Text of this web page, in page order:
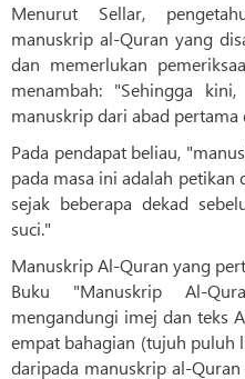
Menurut Sellar,
manuskrip al-Quran yang
dan memerlukan
menambah: "Sehingga
manuskrip dari abad pertama
Pada pendapat beliau,
pada masa ini adalah
sejak beberapa dekad
suci."
Manuskrip Al-Quran yang
Buku "Manuskrip Al-
mengandungi imej dan teks
empat bahagian (tujuh puluh
daripada manuskrip al-